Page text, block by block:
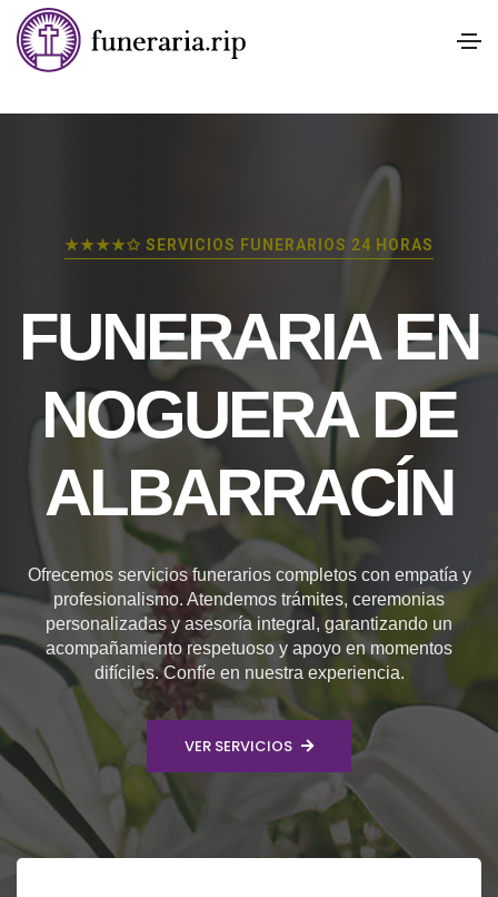
★★★★✩ SERVICIOS FUNERARIOS 24 HORAS
FUNERARIA EN
NOGUERA DE
ALBARRACÍN
Ofrecemos servicios funerarios completos con empatía y
profesionalismo. Atendemos trámites, ceremonias
personalizadas y asesoría integral, garantizando un
acompañamiento respetuoso y apoyo en momentos
difíciles. Confíe en nuestra experiencia.
VER SERVICIOS